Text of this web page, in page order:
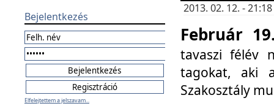
Bejelentkezés
Elfelejtettem a jelszavam...
2013. 02. 12. -
Február
tavaszi félév
tagokat, aki
Szakosztály